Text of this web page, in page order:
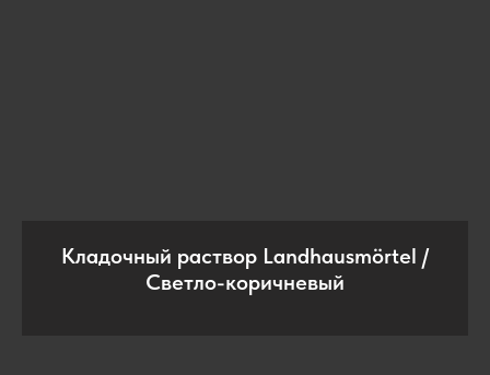
Кладочный раствор Landhausmörtel /
Светло-коричневый